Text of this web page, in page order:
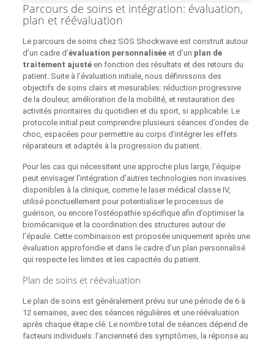
Parcours de soins et intégration: évaluation,
plan et réévaluation
Le parcours de soins chez SOS Shockwave est construit autour
d’un cadre d’évaluation personnaliséeet d’un plan de
traitement ajustéen fonction des résultats et des retours du
patient. Suite à l’évaluation initiale, nous définissons des
objectifs de soins clairs et mesurables: réduction progressive
de la douleur, amélioration de la mobilité, et restauration des
activités prioritaires du quotidien et du sport, si applicable. Le
protocole initial peut comprendre plusieurs séances d’ondes de
choc, espacées pour permettre au corps d’intégrer les effets
réparateurs et adaptés à la progression du patient.
Pour les cas qui nécessitent une approche plus large, l’équipe
peut envisager l’intégration d’autres technologies non invasives
disponibles à la clinique, comme le laser médical classe IV,
utilisé ponctuellement pour potentialiser le processus de
guérison, ou encore l’ostéopathie spécifique afin d’optimiser la
biomécanique et la coordination des structures autour de
l’épaule. Cette combinaison est proposée uniquement après une
évaluation approfondie et dans le cadre d’un plan personnalisé
qui respecte les limites et les capacités du patient.
Plan de soins et réévaluation
Le plan de soins est généralement prévu sur une période de 6 à
12 semaines, avec des séances régulières et une réévaluation
après chaque étape clé. Le nombre total de séances dépend de
facteurs individuels: l’ancienneté des symptômes, la réponse au